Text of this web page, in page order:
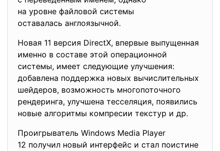
на уровне файловой системы
оставалась англоязычной.
Новая 11 версия DirectX, впервые выпущенная
именно в составе этой операционной
системы, имеет следующие улучшения:
добавлена поддержка новых вычислительных
шейдеров, возможность многопоточного
рендеринга, улучшена тесселяция, появились
новые алгоритмы компресии текстур и др.
Проигрыватель Windows Media Player
12 получил новый интерфейс и стал поистине